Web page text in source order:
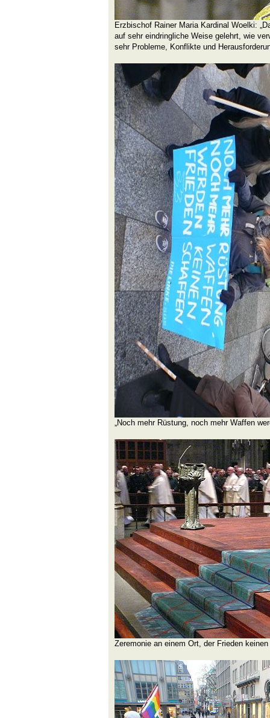
Erzbischof Rainer Maria Kardinal Woelki:
auf sehr eindringliche Weise gelehrt, wie
sehr Probleme, Konflikte und
„Noch mehr Rüstung, noch mehr Waffen
Zeremonie an einem Ort, der Frieden